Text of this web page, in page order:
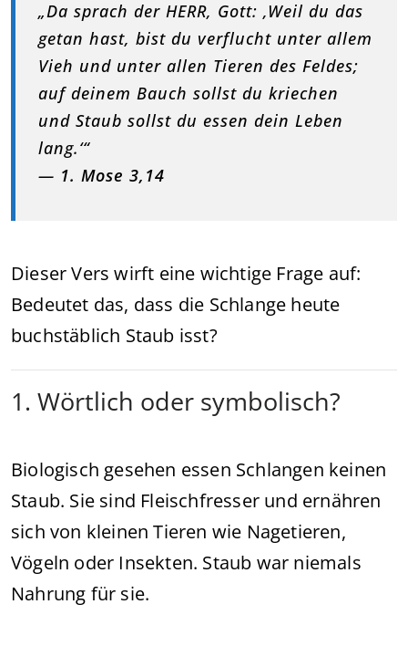
„Da sprach der HERR, Gott: ‚Weil du das
getan hast, bist du verflucht unter allem
Vieh und unter allen Tieren des Feldes;
auf deinem Bauch sollst du kriechen
und Staub sollst du essen dein Leben
lang.‘“
— 1. Mose 3,14
Dieser Vers wirft eine wichtige Frage auf:
Bedeutet das, dass die Schlange heute
buchstäblich Staub isst?
1. Wörtlich oder symbolisch?
Biologisch gesehen essen Schlangen keinen
Staub. Sie sind Fleischfresser und ernähren
sich von kleinen Tieren wie Nagetieren,
Vögeln oder Insekten. Staub war niemals
Nahrung für sie.